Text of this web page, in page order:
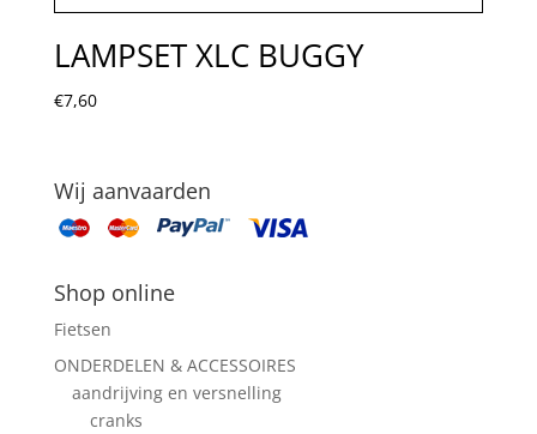
LAMPSET XLC BUGGY
€7,60
Wij aanvaarden
Shop online
Fietsen
ONDERDELEN & ACCESSOIRES
aandrijving en versnelling
cranks